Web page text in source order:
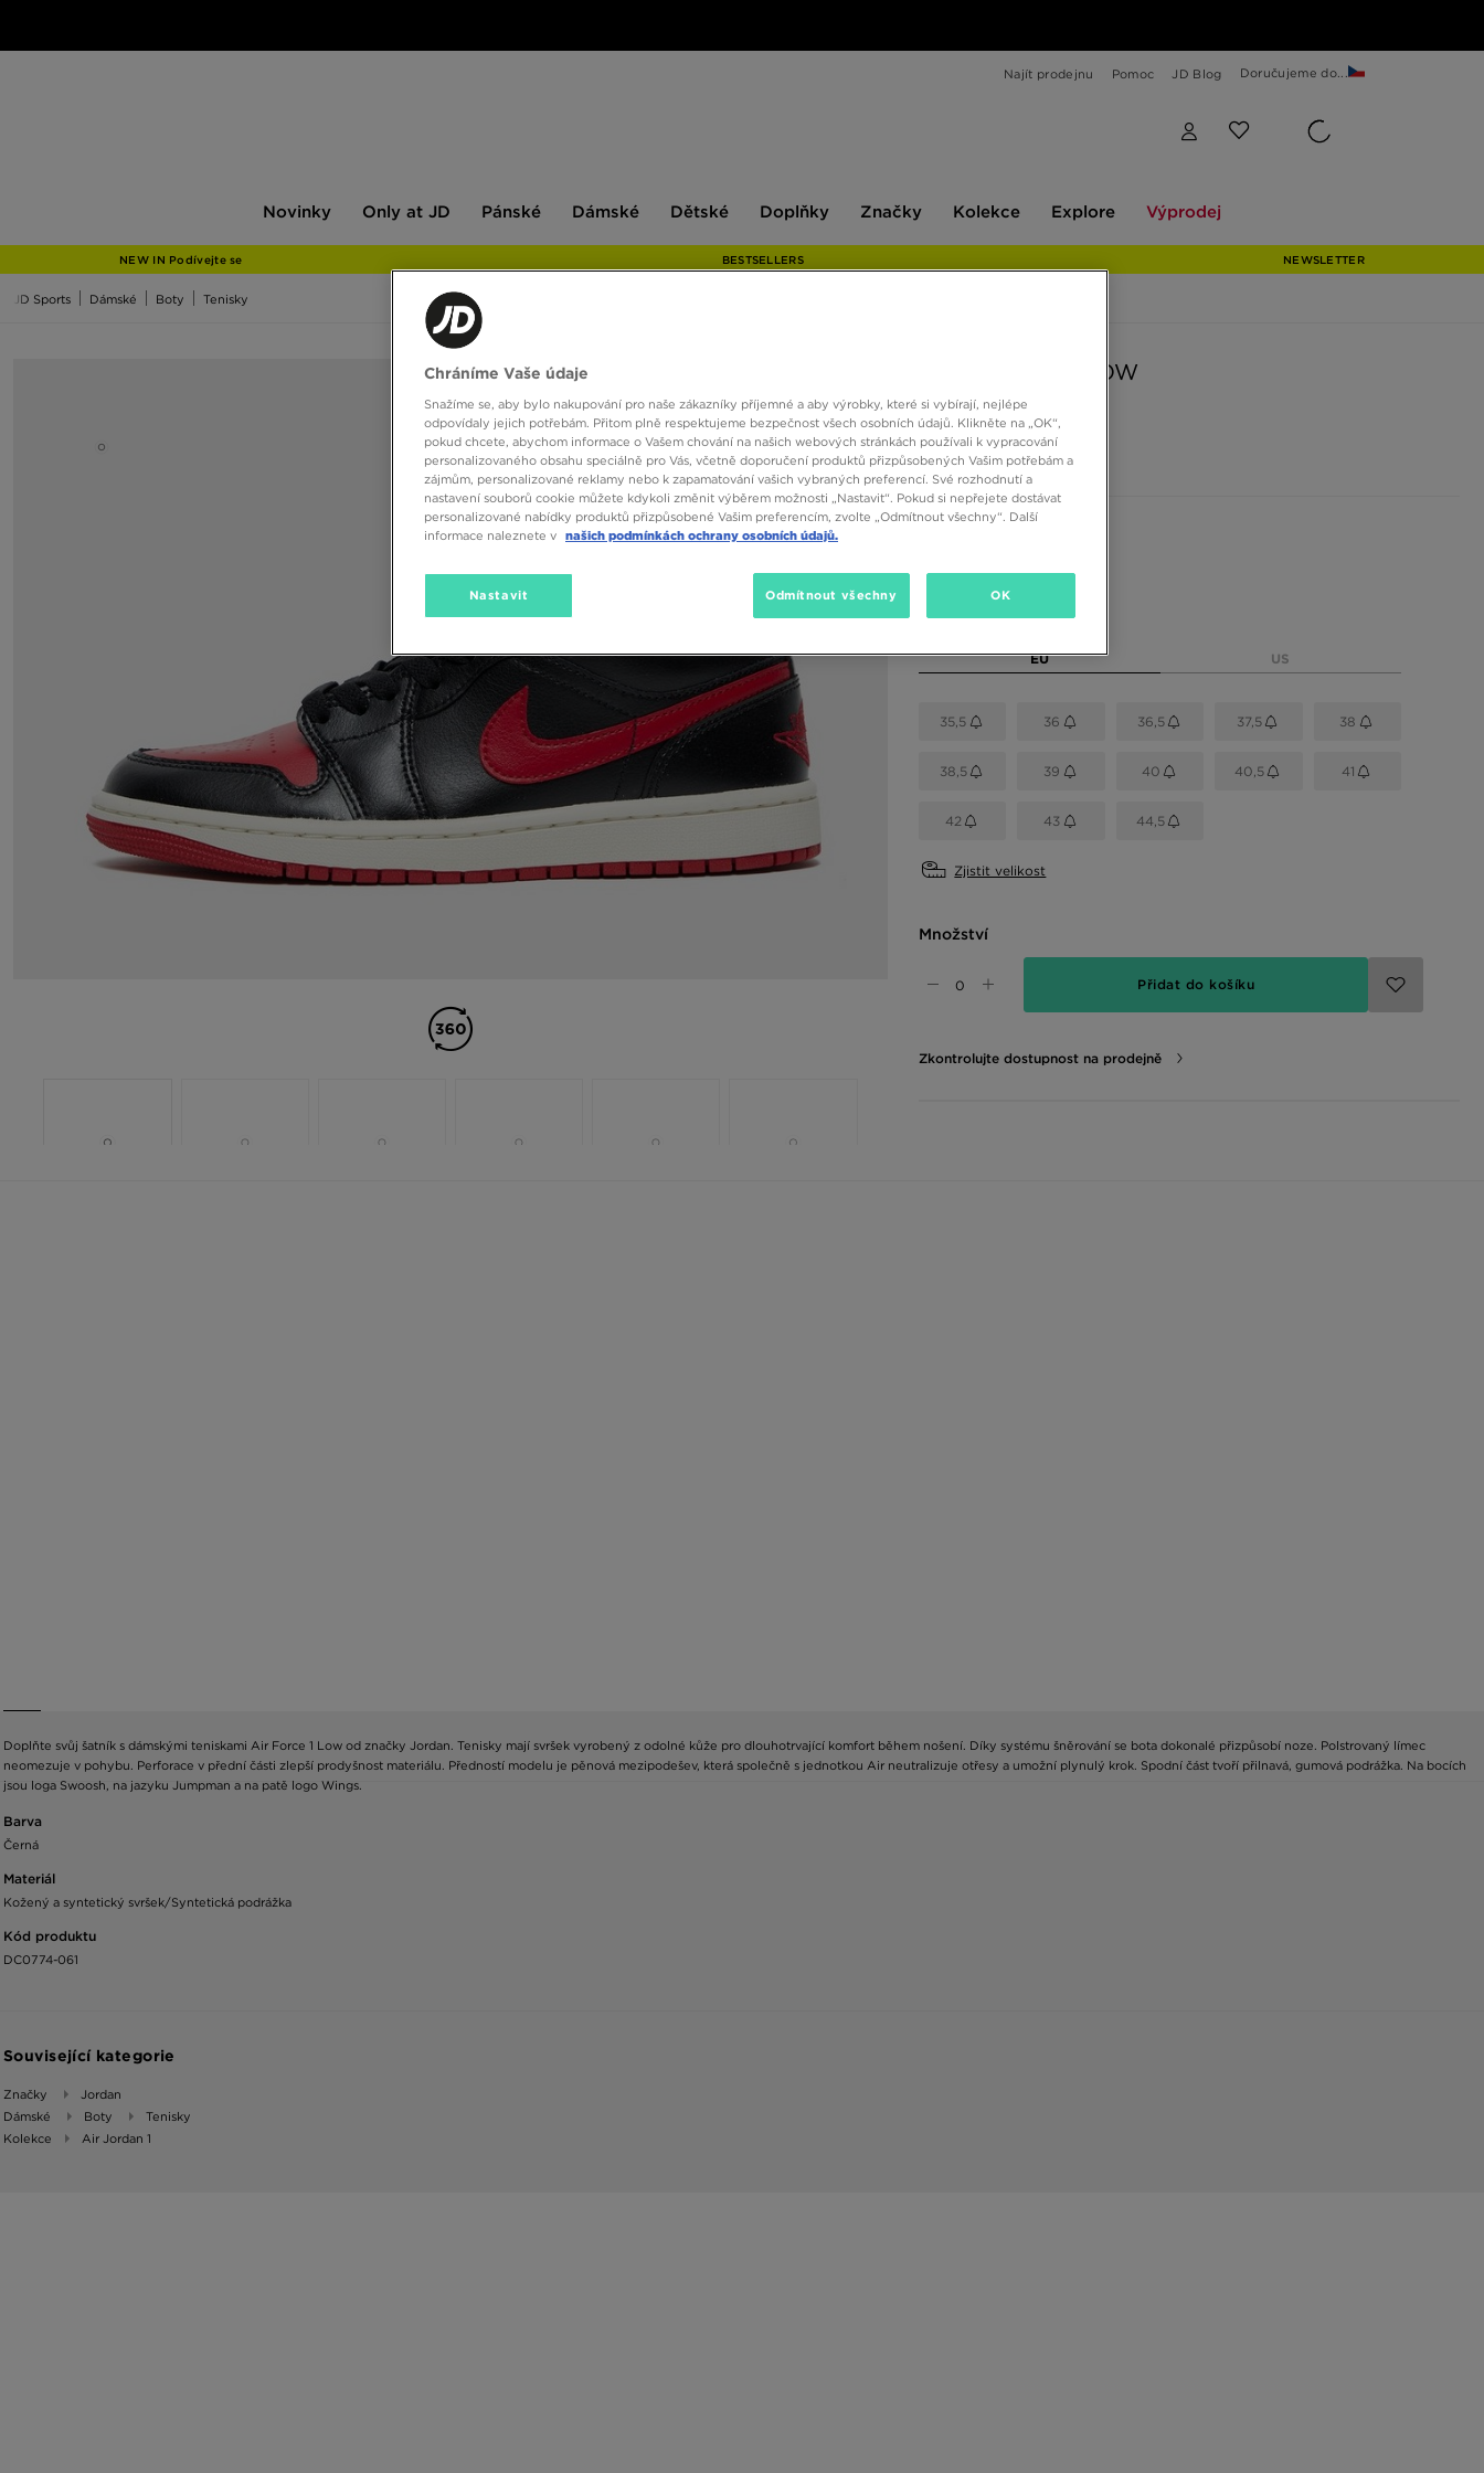
Najít prodejnu Pomoc JD Blog Doručujeme do...
Novinky
JD
Only at JD Pánské Dámské Dětské Doplňky Značky Kolekce Explore Výprodej
NEW IN Podívejte se BESTSELLERS NEWSLETTER
JD Sports Dámské Boty Tenisky
AIR JORDAN 1 LOW
1390 Kč
EU US
35,5 36 36,5 37,5 38
38,5 39 40 40,5 41
42 43 44,5
Zjistit velikost
Množství
Přidat do košíku
Zkontrolujte dostupnost na prodejně
Doplňte svůj šatník s dámskými teniskami Air Force 1 Low od značky Jordan. Tenisky mají svršek vyrobený z odolné kůže pro dlouhotrvající komfort během nošení. Díky systému šněrování se bota dokonalé přizpůsobí noze. Polstrovaný límec
neomezuje v pohybu. Perforace v přední části zlepší prodyšnost materiálu. Předností modelu je pěnová mezipodešev, která společně s jednotkou Air neutralizuje otřesy a umožní plynulý krok. Spodní část tvoří přilnavá, gumová podrážka. Na bocích
jsou loga Swoosh, na jazyku Jumpman a na patě logo Wings.
Barva
Černá
Materiál
Kožený a syntetický svršek/Syntetická podrážka
Kód produktu
DC0774-061
Související kategorie
Značky
Jordan
Dámské
Boty
Tenisky
Kolekce
Air Jordan 1
Chráníme Vaše údaje
Snažíme se, aby bylo nakupování pro naše zákazníky příjemné a aby výrobky, které si vybírají, nejlépe
odpovídaly jejich potřebám. Přitom plně respektujeme bezpečnost všech osobních údajů. Klikněte na „OK“,
pokud chcete, abychom informace o Vašem chování na našich webových stránkách používali k vypracování
personalizovaného obsahu speciálně pro Vás, včetně doporučení produktů přizpůsobených Vašim potřebám a
zájmům, personalizované reklamy nebo k zapamatování vašich vybraných preferencí. Své rozhodnutí a
nastavení souborů cookie můžete kdykoli změnit výběrem možnosti „Nastavit“. Pokud si nepřejete dostávat
personalizované nabídky produktů přizpůsobené Vašim preferencím, zvolte „Odmítnout všechny“. Další
informace naleznete v našich podmínkách ochrany osobních údajů.
Nastavit Odmítnout všechny OK